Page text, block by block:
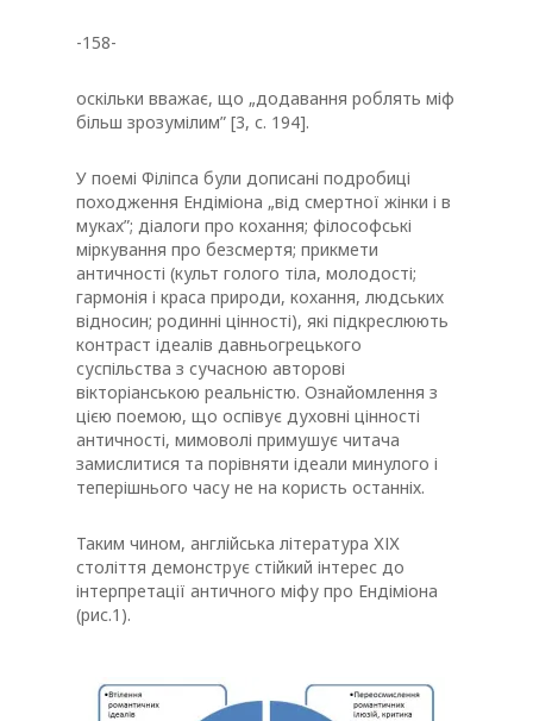
-158-
оскільки вважає, що „додавання роблять міф
більш зрозумілим” [3, с. 194].
У поемі Філіпса були дописані подробиці
походження Ендіміона „від смертної жінки і в
муках”; діалоги про кохання; філософські
міркування про безсмертя; прикмети
античності (культ голого тіла, молодості;
гармонія і краса природи, кохання, людських
відносин; родинні цінності), які підкреслюють
контраст ідеалів давньогрецького
суспільства з сучасною авторові
вікторіанською реальністю. Ознайомлення з
цією поемою, що оспівує духовні цінності
античності, мимоволі примушує читача
замислитися та порівняти ідеали минулого і
теперішнього часу не на користь останніх.
Таким чином, англійська література ХІХ
століття демонструє стійкий інтерес до
інтерпретації античного міфу про Ендіміона
(рис.1).